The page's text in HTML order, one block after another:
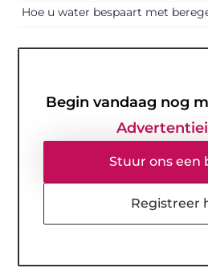
Hoe u water bespaart met
Begin vandaag nog
Stuur ons een
Registreer